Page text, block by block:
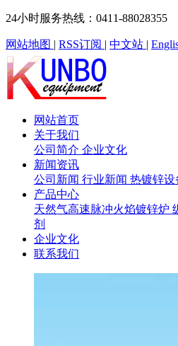
24小时服务热线：0411-88028355
网站地图 | RSS订阅 | 中文站 |
网站首页
关于我们
公司简介 企业文化
新闻资讯
公司新闻 行业新闻 热镀锌设
产品中心
天然气高速脉冲火焰镀锌炉
剂
企业文化
联系我们